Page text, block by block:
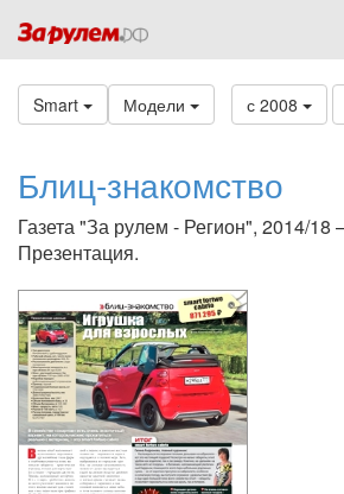
Smart Модели с 2008
Блиц-знакомство
Газета "За рулем - Регион", 2014/18
Презентация.